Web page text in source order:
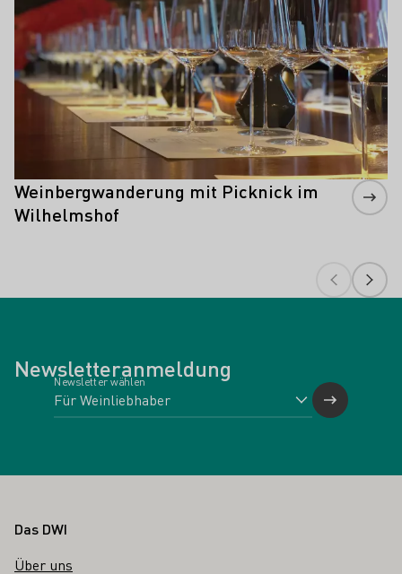
Weinbergwanderung mit Picknick im
Wilhelmshof
Newsletteranmeldung
Newsletter wählen
Fußbereich
Das DWI
Über uns